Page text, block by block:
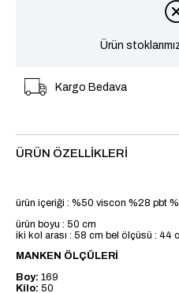
Ürün
Kargo Bedava
ÜRÜN ÖZELLIKLERI
ürün içeriği : %50 viscon %28 pbt
ürün boyu : 50 cm
iki kol arası : 58 cm bel ölçüsü : 44
MANKEN ÖLÇÜLERİ
Boy: 169
Kilo: 50